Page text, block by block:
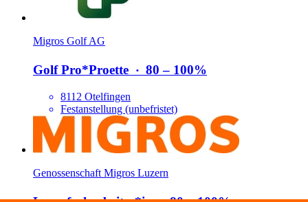
Migros Golf AG
Golf Pro*​Proette ‧ 80 – 100%
8112 Otelfingen
Festanstellung (unbefristet)
Genossenschaft Migros Luzern